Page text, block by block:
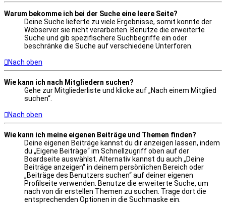
Warum bekomme ich bei der Suche eine leere Seite?
Deine Suche lieferte zu viele Ergebnisse, somit konnte der
Webserver sie nicht verarbeiten. Benutze die erweiterte
Suche und gib spezifischere Suchbegriffe ein oder
beschränke die Suche auf verschiedene Unterforen.
Nach oben
Wie kann ich nach Mitgliedern suchen?
Gehe zur Mitgliederliste und klicke auf „Nach einem Mitglied
suchen“.
Nach oben
Wie kann ich meine eigenen Beiträge und Themen finden?
Deine eigenen Beiträge kannst du dir anzeigen lassen, indem
du „Eigene Beiträge“ im Schnellzugriff oben auf der
Boardseite auswählst. Alternativ kannst du auch „Deine
Beiträge anzeigen“ in deinem persönlichen Bereich oder
„Beiträge des Benutzers suchen“ auf deiner eigenen
Profilseite verwenden. Benutze die erweiterte Suche, um
nach von dir erstellen Themen zu suchen. Trage dort die
entsprechenden Optionen in die Suchmaske ein.